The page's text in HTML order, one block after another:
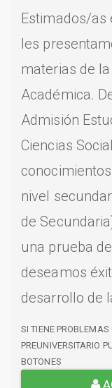
Estimados/as
les
materias de
Académica.
Admisión
Ciencias
nivel
de
una prueba
deseamos
desarrollo de
SI TIENE
PREUNIVERSITARIO
BOTONES